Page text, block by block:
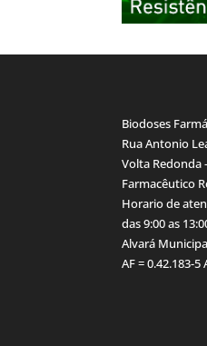
Biodoses
Rua Antonio
Volta Redonda
Farmacêutico
Horario de
das 9:00 as
Alvará
AF = 0.42.183-5